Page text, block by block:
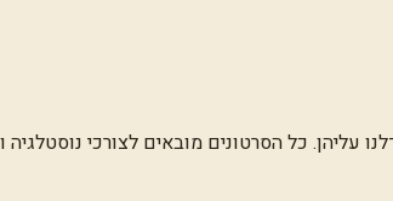
כל הסרטונים מובאים לצורכי נוסטלגיה